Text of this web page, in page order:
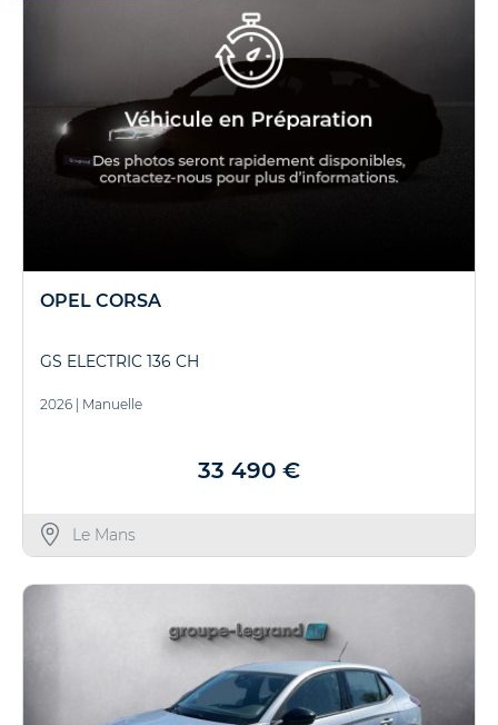
OPEL CORSA
GS ELECTRIC 136 CH
2026 Manuelle
33 490 €
Le Mans